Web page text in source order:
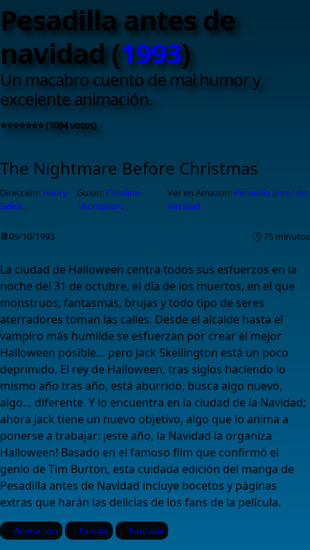
Pesadilla antes de
navidad (1993)
Un macabro cuento de mal humor y
excelente animación.
⭐⭐⭐⭐⭐⭐⭐ (1094 votos)
The Nightmare Before Christmas
Dirección: Henry
Selick.
Guion:Caroline
Thompson.
Ver en Amazon: Pesadilla antes de
navidad
📆09/10/1993 🕑 75 minutos
La ciudad de Halloween centra todos sus esfuerzos en la
noche del 31 de octubre, el día de los muertos, en el que
monstruos, fantasmas, brujas y todo tipo de seres
aterradores toman las calles. Desde el alcalde hasta el
vampiro más humilde se esfuerzan por crear el mejor
Halloween posible… pero Jack Skellington está un poco
deprimido. El rey de Halloween, tras siglos haciendo lo
mismo año tras año, está aburrido, busca algo nuevo,
algo… diferente. Y lo encuentra en la ciudad de la Navidad;
ahora Jack tiene un nuevo objetivo, algo que lo anima a
ponerse a trabajar: ¡este año, la Navidad la organiza
Halloween! Basado en el famoso film que confirmó el
genio de Tim Burton, esta cuidada edición del manga de
Pesadilla antes de Navidad incluye bocetos y páginas
extras que harán las delicias de los fans de la película.
Animación Familia Fantasía